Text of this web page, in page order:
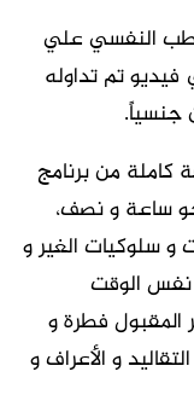
النفسي علي
تم تداوله
جنسياً.
كاملة من برنامج
ساعة و نصف،
و سلوكيات الغير و
نفس الوقت
المقبول فطرة و
و الأعراف و